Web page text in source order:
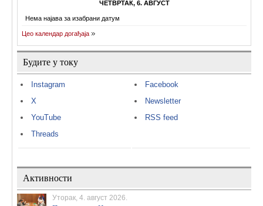
ЧЕТВРТАК, 6. АВГУСТ
Нема најава за изабрани датум
Цео календар догађаја
Будите у току
Instagram
X
YouTube
Threads
Facebook
Newsletter
RSS feed
Активности
Уторак, 4. август 2026.